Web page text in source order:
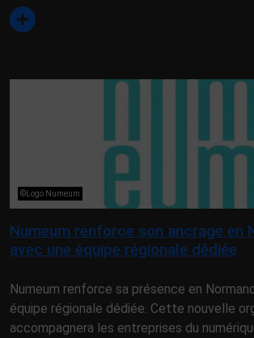
©Logo Numeum
Numeum renforce son ancrage en
avec une équipe régionale dédiée
Numeum renforce sa présence en
équipe régionale dédiée. Cette nouvelle
accompagnera les entreprises du